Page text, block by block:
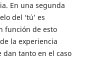
En una segunda
del ‘tú’ es
función de esto
la experiencia
dan tanto en el caso